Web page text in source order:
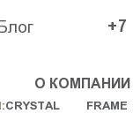
Блог +7
О КОМПАНИИ
CRYSTAL FRAME